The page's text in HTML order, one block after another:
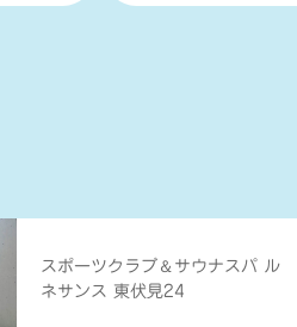
スポーツクラブ ＆ サウナスパ ル
ネサンス 東伏見24